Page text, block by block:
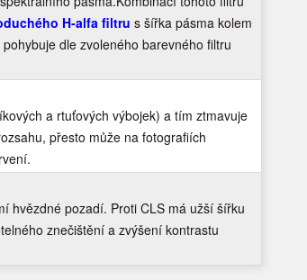
H-alfa filtru s šířka pásma kolem
dle zvoleného barevného filtru
a rtuťových výbojek) a tím ztmavuje
přesto může na fotografiích
hvězdné pozadí. Proti CLS má užší šířku
znečištění a zvýšení kontrastu